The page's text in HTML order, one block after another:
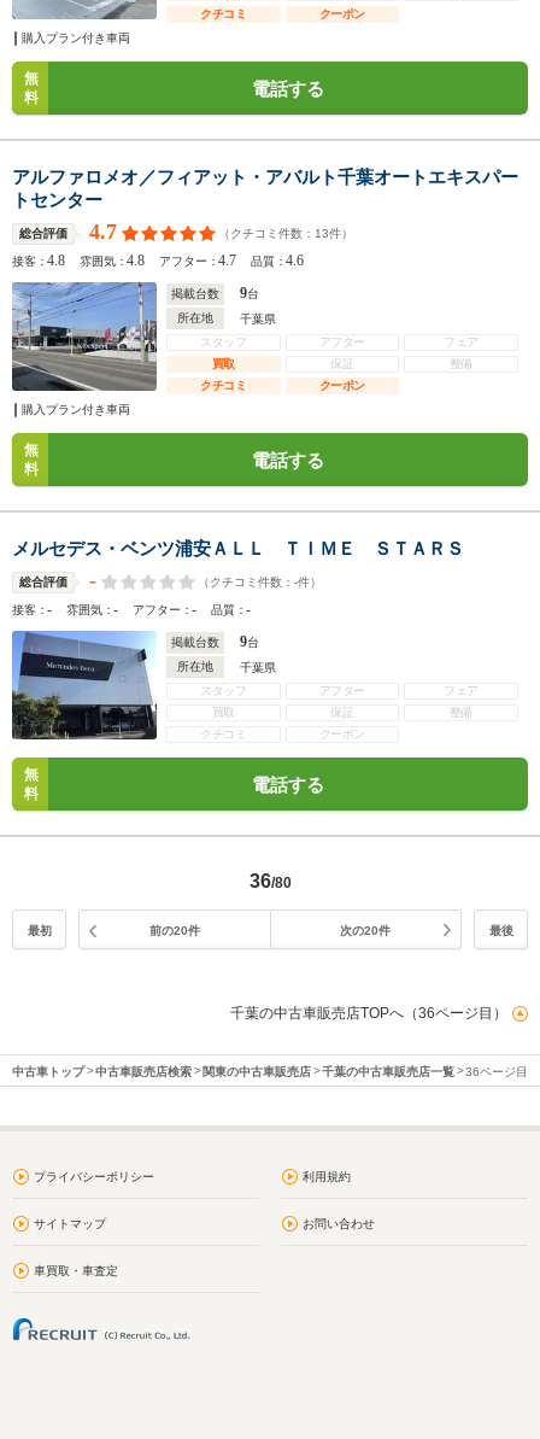
クチコミ
クーポン
購入プラン付き車両
無
料
電話する
アルファロメオ／フィアット・アバルト千葉オートエキスパー
トセンター
総合評価 4.7 （クチコミ件数： 13件）
接客：4.8 雰囲気：4.8 アフター：4.7 品質：4.6
掲載台数 9台
所在地
千葉県
スタッフ
アフター
フェア
買取
保証
整備
クチコミ
クーポン
購入プラン付き車両
無
料
電話する
メルセデス・ベンツ浦安ＡＬＬ ＴＩＭＥ ＳＴＡＲＳ
総合評価 - （クチコミ件数： -件）
接客：- 雰囲気：- アフター：- 品質：-
掲載台数 9台
所在地
千葉県
スタッフ
アフター
フェア
買取
保証
整備
クチコミ
クーポン
無
料
電話する
36/80
最初 前の20件 次の20件 最後
千葉の中古車販売店TOPへ（36ページ目）
中古車トップ 中古車販売店検索 関東の中古車販売店 千葉の中古車販売店一覧 36ページ目
プライバシーポリシー 利用規約
サイトマップ お問い合わせ
車買取・車査定